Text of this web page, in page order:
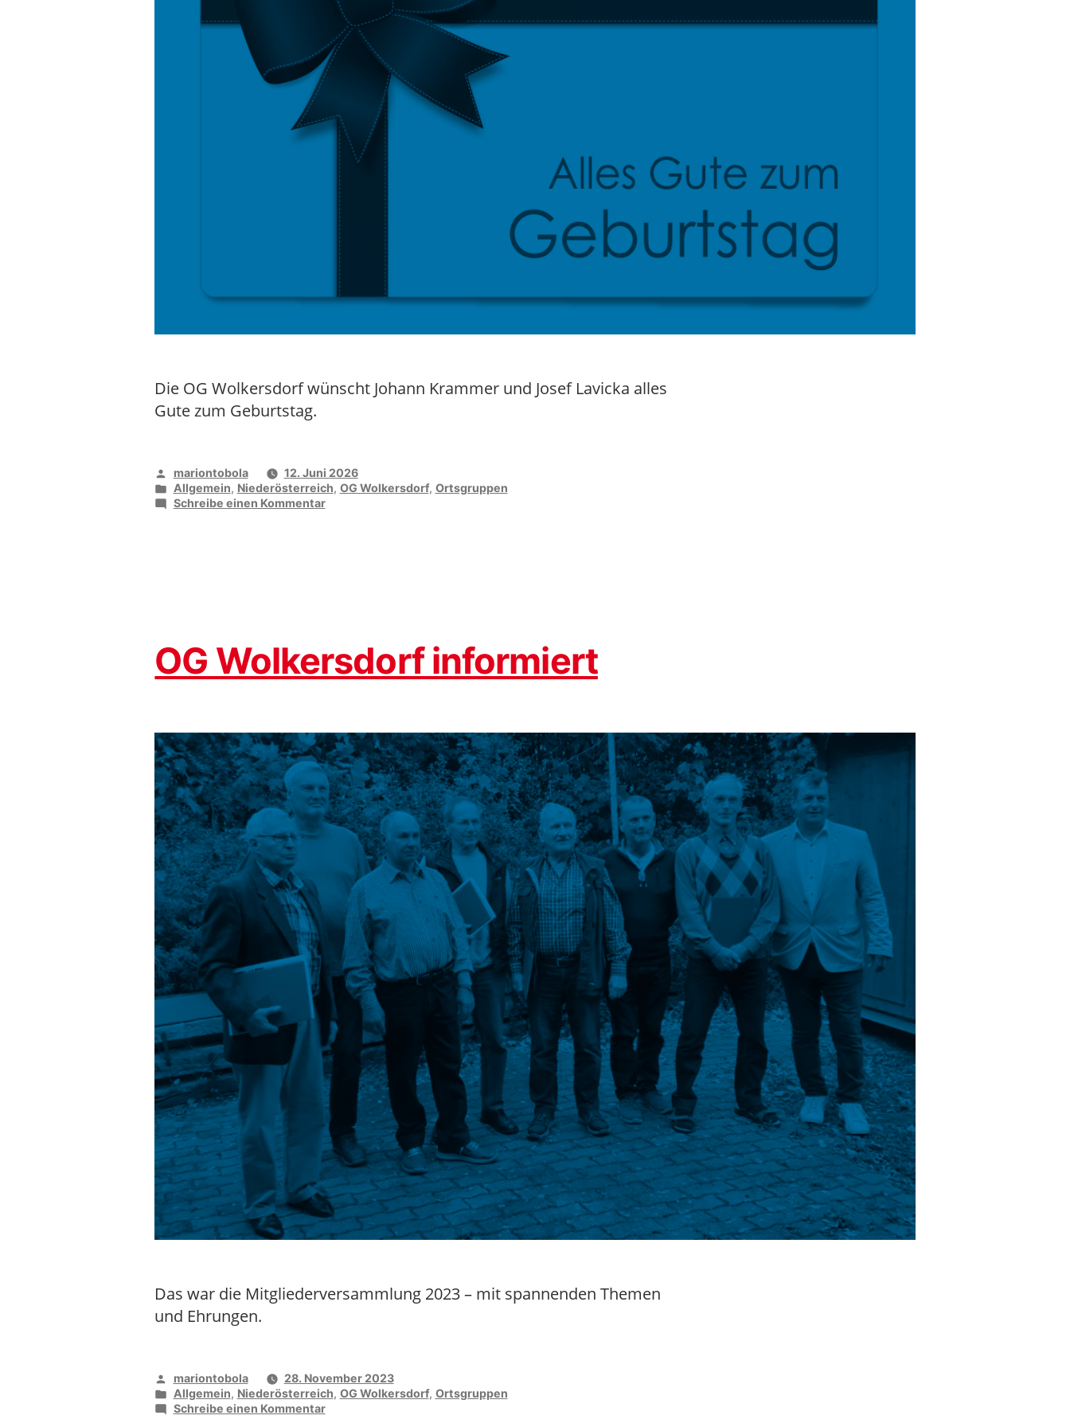
Die OG Wolkersdorf wünscht Johann Krammer und Josef Lavicka alles
Gute zum Geburtstag.
Veröffentlicht
von
mariontobola
12. Juni 2026
Veröffentlicht
unter
Allgemein, Niederösterreich, OG Wolkersdorf, Ortsgruppen
Schreibe einen Kommentarzu
OG Wolkersdorf informiert
Das war die Mitgliederversammlung 2023 – mit spannenden Themen
und Ehrungen.
Veröffentlicht
von
mariontobola
28. November 2023
Veröffentlicht
unter
Allgemein, Niederösterreich, OG Wolkersdorf, Ortsgruppen
Schreibe einen Kommentarzu